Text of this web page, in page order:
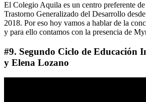
El Colegio Aquila es un centro preferente
Trastorno Generalizado del Desarrollo
2018. Por eso hoy vamos a hablar de la
y para ello contamos con la presencia de
#9. Segundo Ciclo de Educación
y Elena Lozano